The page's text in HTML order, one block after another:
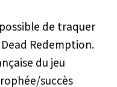
de traquer
Dead Redemption.
du jeu
succès